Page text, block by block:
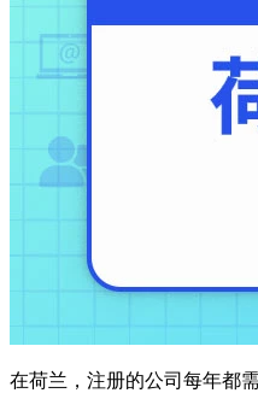
在荷兰，注册的公司每年都